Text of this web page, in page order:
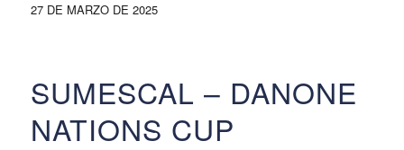
27 DE MARZO DE 2025
SUMESCAL – DANONE
NATIONS CUP